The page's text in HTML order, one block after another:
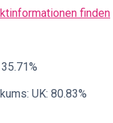
finden
UK: 80.83%